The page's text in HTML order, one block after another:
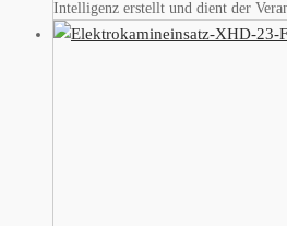
Intelligenz erstellt und dient der